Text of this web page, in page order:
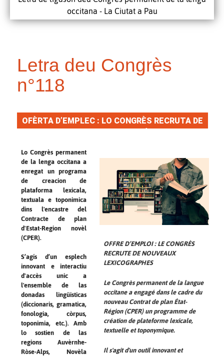
occitana - La Ciutat a Pau
Letra deu Congrès
n°118
OFÈRTA D’EMPLEC : LO CONGRÈS RECRUTA DE
Lo Congrès permanent
de la lenga occitana a
enregat un programa
de creacion de
plataforma lexicala,
textuala e toponimica
dins l'encastre del
Contracte de plan
d'Estat-Region novèl
(CPER).
S’agís d’un esplech
innovant e interactiu
d'accès unic a
l'ensemble de las
donadas lingüisticas
(diccionaris, gramatica,
fonologia, còrpus,
toponimia, etc.). Amb
lo sostien de las
regions Auvèrnhe-
Ròse-Alps, Novèla
OFFRE D’EMPLOI : LE CONGRÈS
RECRUTE DE NOUVEAUX
LEXICOGRAPHES
Le Congrès permanent de la langue
occitane a engagé dans le cadre du
nouveau Contrat de plan État-
Région (CPER) un programme de
création de plateforme lexicale,
textuelle et toponymique.
Il s'agit d'un outil innovant et